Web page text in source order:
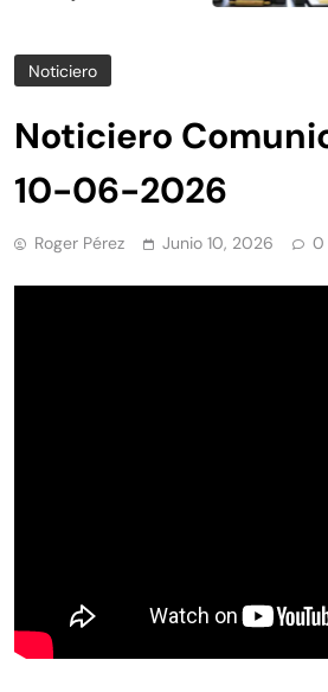
Noticiero
Noticiero
10-06-2026
Roger Pérez Junio 10, 2026 0